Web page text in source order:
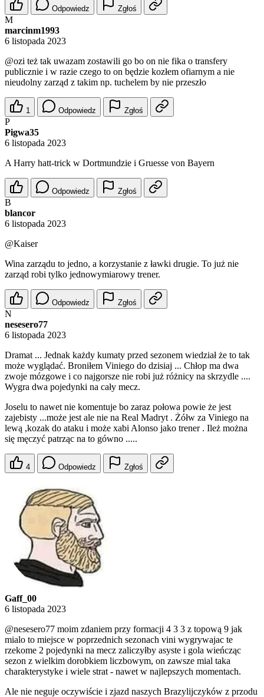
Odpowiedz Zgłoś
M
marcinm1993
6 listopada 2023
@ozi też tak uwazam zostawili go bo on nie fika o transfery
publicznie i w razie czego to on będzie kozłem ofiarnym a nie
nieudolny zarząd z takim np. tuchelem by nie przeszło
1 Odpowiedz Zgłoś
P
Pigwa35
6 listopada 2023
A Harry hatt-trick w Dortmundzie i Gruesse von Bayern
Odpowiedz Zgłoś
B
blancor
6 listopada 2023
@Kaiser
Wina zarządu to jedno, a korzystanie z ławki drugie. To już nie
zarząd robi tylko jednowymiarowy trener.
Odpowiedz Zgłoś
N
nesesero77
6 listopada 2023
Dramat ... Jednak każdy kumaty przed sezonem wiedział że to tak
może wyglądać. Broniłem Viniego do dzisiaj ... Chłop ma dwa
zwoje mózgowe i co najgorsze nie robi już różnicy na skrzydle ....
Wygra dwa pojedynki na cały mecz.
Joselu to nawet nie komentuje bo zaraz połowa powie że jest
zajebisty ...może jest ale nie na Real Madryt . Żółw za Viniego na
lewą ,kozak do ataku i może xabi Alonso jako trener . Ileż można
się męczyć patrząc na to gówno .....
4 Odpowiedz Zgłoś
Gaff_00
6 listopada 2023
@nesesero77 moim zdaniem przy formacji 4 3 3 z topową 9 jak
mialo to miejsce w poprzednich sezonach vini wygrywajac te
rzekome 2 pojedynki na mecz zaliczyłby asyste i gola wieńcząc
sezon z wielkim dorobkiem liczbowym, on zawsze mial taka
charakterystyke i wiele strat - nawet w najlepszych momentach.
Ale nie neguje oczywiście i zjazd naszych Brazylijczyków z przodu